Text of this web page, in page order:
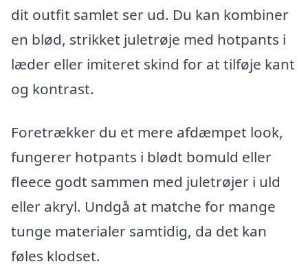
dit outfit samlet ser ud. Du kan kombiner
en blød, strikket juletrøje med hotpants i
læder eller imiteret skind for at tilføje kant
og kontrast.
Foretrækker du et mere afdæmpet look,
fungerer hotpants i blødt bomuld eller
fleece godt sammen med juletrøjer i uld
eller akryl. Undgå at matche for mange
tunge materialer samtidig, da det kan
føles klodset.